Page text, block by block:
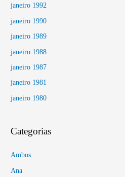
janeiro 1992
janeiro 1990
janeiro 1989
janeiro 1988
janeiro 1987
janeiro 1981
janeiro 1980
Categorias
Ambos
Ana